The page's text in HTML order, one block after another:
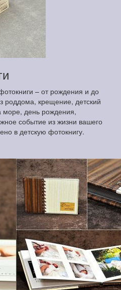
– от рождения и до
роддома, крещение, детский
море, день рождения,
событие из жизни вашего
в детскую фотокнигу.